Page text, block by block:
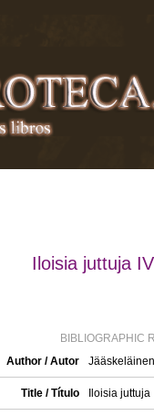
Iloisia juttuja
BIBLIOGRAPHIC
Author / Autor
Title / Título Iloisia juttuja